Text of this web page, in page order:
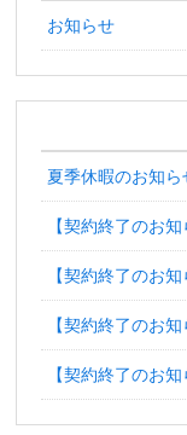
お知らせ
夏季休暇のお知ら
【契約終了のお
【契約終了のお
【契約終了のお
【契約終了のお